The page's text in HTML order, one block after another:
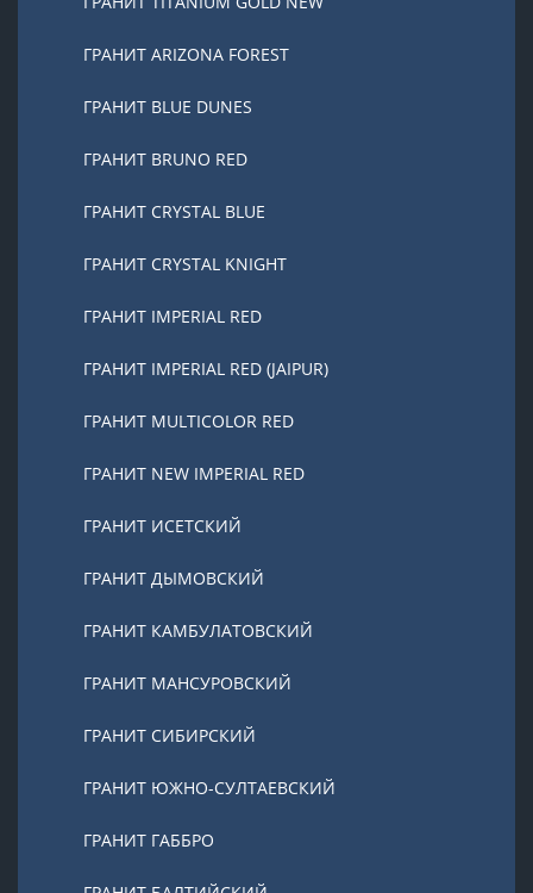
ГРАНИТ ARIZONA FOREST
ГРАНИТ BLUE DUNES
ГРАНИТ BRUNO RED
ГРАНИТ CRYSTAL BLUE
ГРАНИТ CRYSTAL KNIGHT
ГРАНИТ IMPERIAL RED
ГРАНИТ IMPERIAL RED (JAIPUR)
ГРАНИТ MULTICOLOR RED
ГРАНИТ NEW IMPERIAL RED
ГРАНИТ ИСЕТСКИЙ
ГРАНИТ ДЫМОВСКИЙ
ГРАНИТ КАМБУЛАТОВСКИЙ
ГРАНИТ МАНСУРОВСКИЙ
ГРАНИТ СИБИРСКИЙ
ГРАНИТ ЮЖНО-СУЛТАЕВСКИЙ
ГРАНИТ ГАББРО